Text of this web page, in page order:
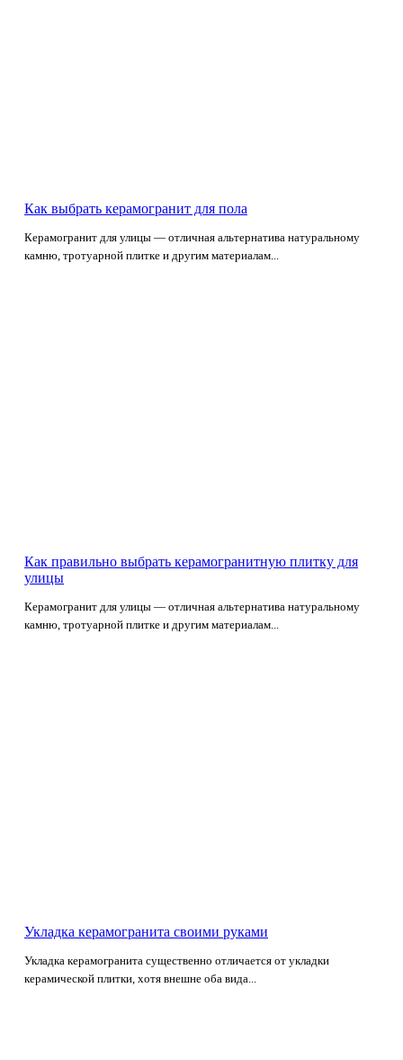
Как выбрать керамогранит для пола
Керамогранит для улицы — отличная альтернатива натуральному
камню, тротуарной плитке и другим материалам...
Как правильно выбрать керамогранитную плитку для
улицы
Керамогранит для улицы — отличная альтернатива натуральному
камню, тротуарной плитке и другим материалам...
Укладка керамогранита своими руками
Укладка керамогранита существенно отличается от укладки
керамической плитки, хотя внешне оба вида...